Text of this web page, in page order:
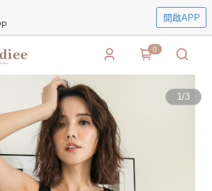
開啟APP
0
1/3